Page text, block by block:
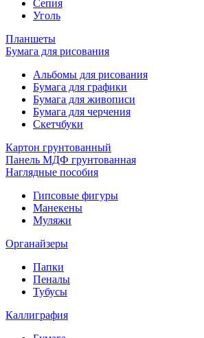
Сепия
Уголь
Планшеты
Бумага для рисования
Альбомы для рисования
Бумага для графики
Бумага для живописи
Бумага для черчения
Скетчбуки
Картон грунтованный
Панель МДФ грунтованная
Наглядные пособия
Гипсовые фигуры
Манекены
Муляжи
Органайзеры
Папки
Пеналы
Тубусы
Каллиграфия